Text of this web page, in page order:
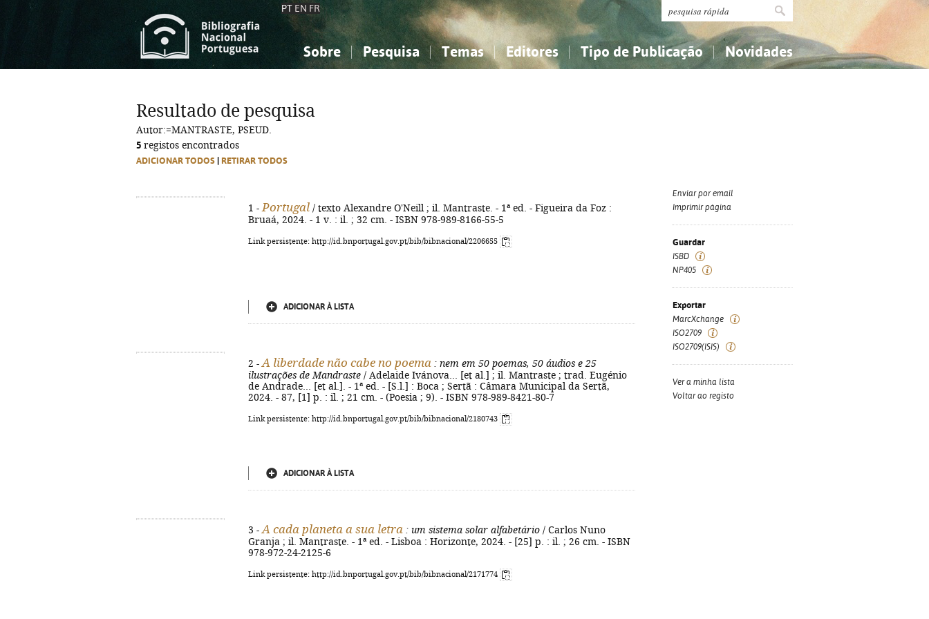
PT EN FR
Sobre Pesquisa Temas
Ciências sociais...
Editores Tipo de Publicação Novidades
Ciências sociais...
Resultado de pesquisa
Autor:=MANTRASTE, PSEUD.
5 registos encontrados
ADICIONAR TODOS RETIRAR TODOS
1 - Portugal / texto Alexandre O'Neill ; il. Mantraste. - 1ª ed. - Figueira da Foz :
Bruaá, 2024. - 1 v. : il. ; 32 cm. - ISBN 978-989-8166-55-5
Link persistente: http://id.bnportugal.gov.pt/bib/bibnacional/2206655
ADICIONAR À LISTA
2 - A liberdade não cabe no poema : nem em 50 poemas, 50 áudios e 25
ilustrações de Mandraste / Adelaide Ivánova... [et al.] ; il. Mantraste ; trad. Eugénio
de Andrade... [et al.]. - 1ª ed. - [S.l.] : Boca ; Sertã : Câmara Municipal da Sertã,
2024. - 87, [1] p. : il. ; 21 cm. - (Poesia ; 9). - ISBN 978-989-8421-80-7
Link persistente: http://id.bnportugal.gov.pt/bib/bibnacional/2180743
ADICIONAR À LISTA
3 - A cada planeta a sua letra : um sistema solar alfabetário / Carlos Nuno
Granja ; il. Mantraste. - 1ª ed. - Lisboa : Horizonte, 2024. - [25] p. : il. ; 26 cm. - ISBN
978-972-24-2125-6
Link persistente: http://id.bnportugal.gov.pt/bib/bibnacional/2171774
Enviar por email
Imprimir página
Guardar
ISBD
NP405
Exportar
MarcXchange
ISO2709
ISO2709(ISIS)
Ver a minha lista
Voltar ao registo